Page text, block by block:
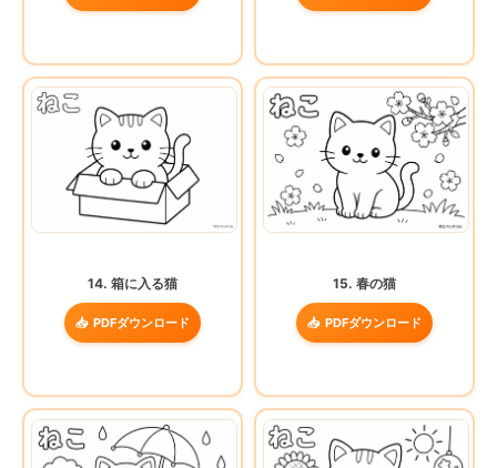
14. 箱に入る猫
PDFダウンロード
15. 春の猫
PDFダウンロード